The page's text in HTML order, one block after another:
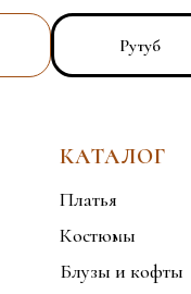
Рутуб
КАТАЛОГ
Платья
Костюмы
Блузы и кофты